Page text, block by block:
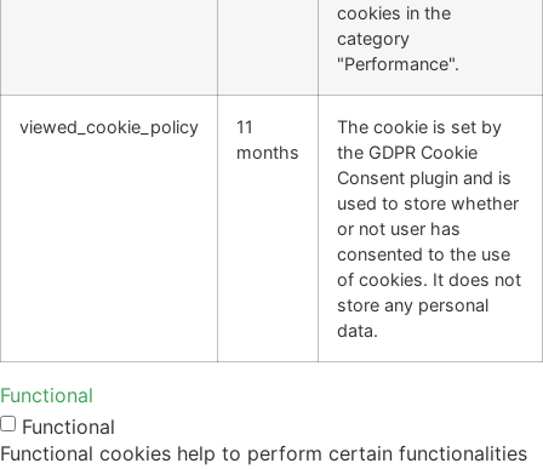
cookies in the
category
"Performance".
viewed_cookie_policy
11
months
The cookie is set by
the GDPR Cookie
Consent plugin and is
used to store whether
or not user has
consented to the use
of cookies. It does not
store any personal
data.
Functional
Functional
Functional cookies help to perform certain functionalities